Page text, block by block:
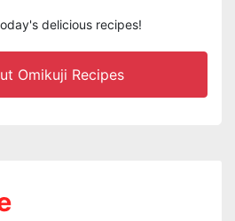
delicious recipes!
Omikuji Recipes